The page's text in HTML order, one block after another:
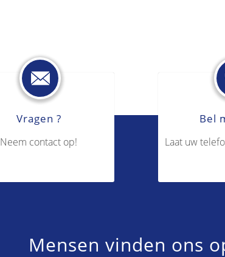
Vragen ?
Neem contact op!
Bel
Laat uw
Mensen vinden ons